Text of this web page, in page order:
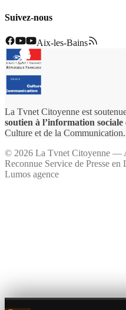
Suivez-nous
Aix-les-Bains
La Tvnet Citoyenne est
soutien à l’information
Culture et de la Communication.
© 2026 La Tvnet Citoyenne —
Reconnue Service de Presse
Lumos agence